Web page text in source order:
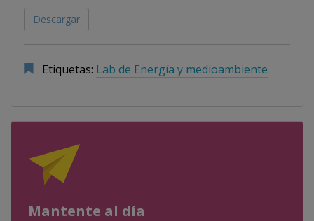
Descargar
Etiquetas: Lab de Energía y medioambiente
Mantente al día